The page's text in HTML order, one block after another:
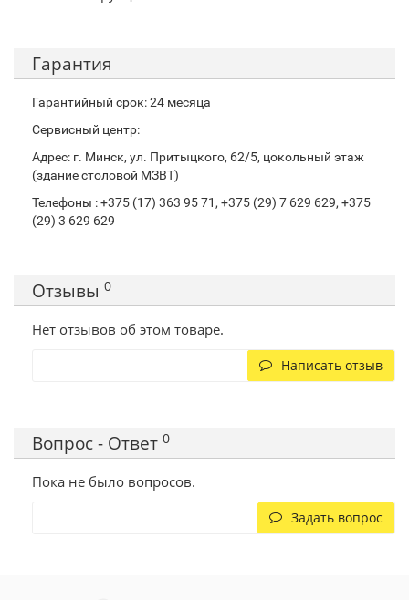
Гарантия
Гарантийный срок: 24 месяца
Сервисный центр:
Адрес: г. Минск, ул. Притыцкого, 62/5, цокольный этаж
(здание столовой МЗВТ)
Телефоны : +375 (17) 363 95 71, +375 (29) 7 629 629, +375
(29) 3 629 629
Отзывы 0
Нет отзывов об этом товаре.
Написать отзыв
Вопрос - Ответ 0
Пока не было вопросов.
Задать вопрос